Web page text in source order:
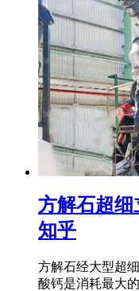
方解石超细
知乎
方解石经大型超
酸钙是消耗最大